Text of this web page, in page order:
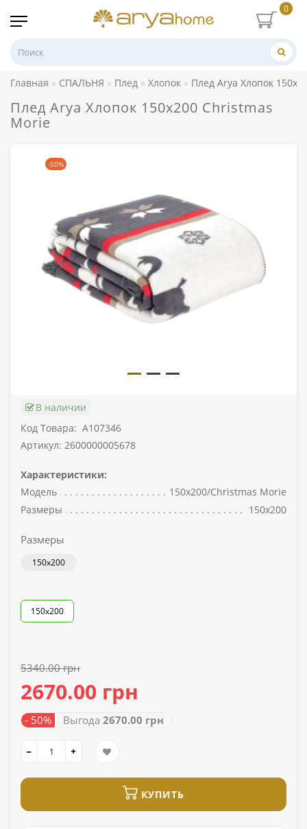
0
Главная СПАЛЬНЯ Плед Хлопок Плед Arya Хлопок
Плед Arya Хлопок 150x200 Christmas
Morie
-50%
В наличии
Код Товара: A107346
Артикул: 2600000005678
Характеристики:
Модель
150x200/Christmas Morie
Размеры
150x200
Размеры
150x200
150x200
5340.00 грн
2670.00 грн
- 50% Выгода 2670.00 грн
КУПИТЬ